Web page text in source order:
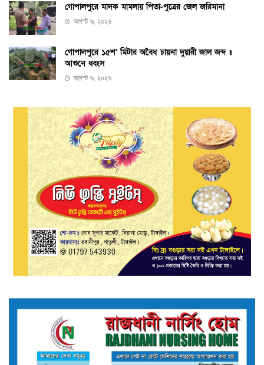
গোপালপুরে মাদক মামলায় পিতা-পুত্রের জেল জরিমানা
আগস্ট ৬, ২০২৬
গোপালপুরে ১৫শ’ মিটার অবৈধ চায়না দুয়ারী জাল জব্দ ॥
আগুনে ধ্বংস
আগস্ট ৬, ২০২৬